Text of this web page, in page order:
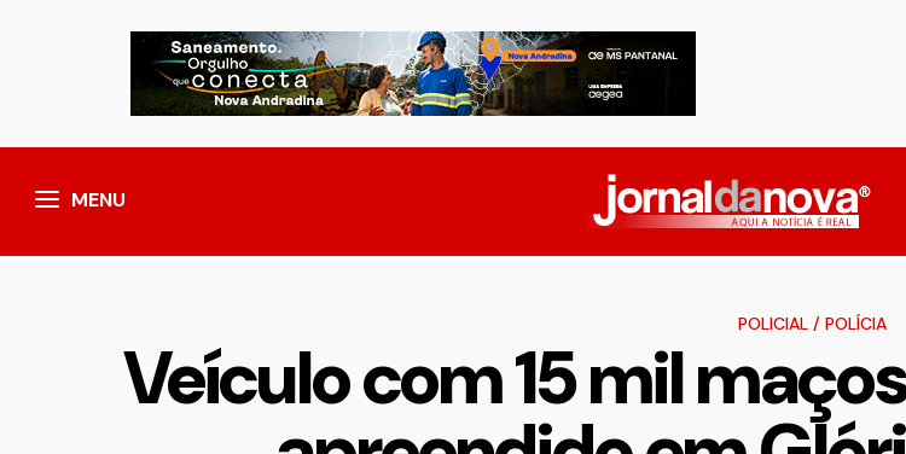
MENU
POLICIAL/ POLÍCIA
Veículo com 15 mil